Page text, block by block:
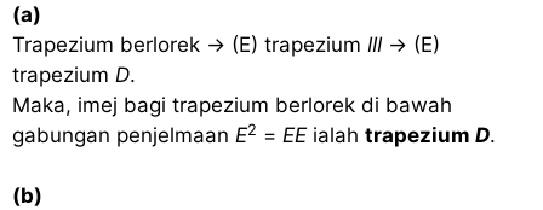
(a)
Trapezium berlorek → (E) trapezium III→ (E)
trapezium D.
Maka, imej bagi trapezium berlorek di bawah
gabungan penjelmaan E2 = EE ialah trapezium D.
(b)